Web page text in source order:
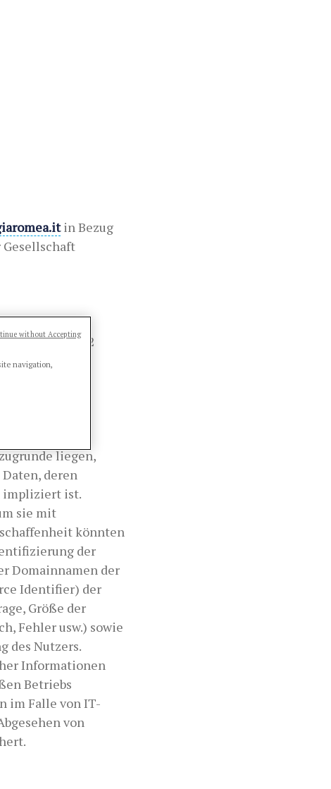
in Bezug
Gesellschaft
S.R.L.
2 – 44022
liegen,
deren
impliziert ist.
sie mit
könnten
der
Domainnamen der
Identifier) der
Größe der
Fehler usw.) sowie
des Nutzers.
Informationen
Betriebs
im Falle von IT-
von
navigation,
without Accepting